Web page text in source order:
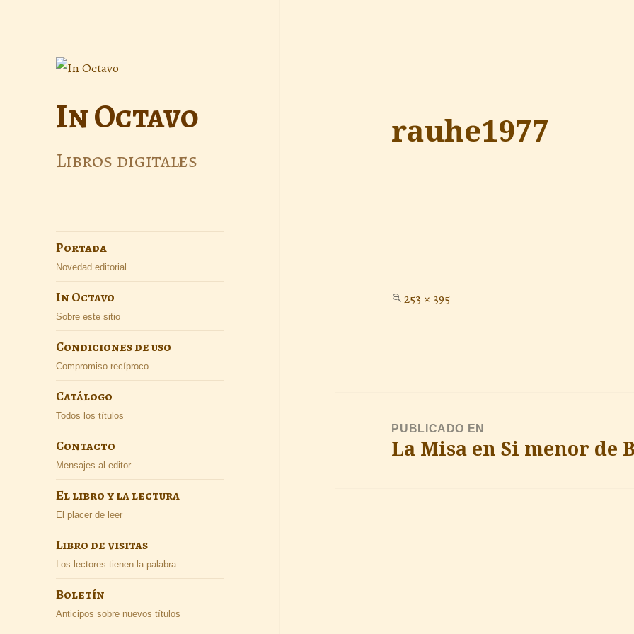
In Octavo
Libros digitales
Portada
Novedad editorial
In Octavo
Sobre este sitio
Condiciones de uso
Compromiso recíproco
Catálogo
Todos los títulos
Contacto
Mensajes al editor
El libro y la lectura
El placer de leer
Libro de visitas
Los lectores tienen la palabra
Boletín
Anticipos sobre nuevos títulos
rauhe1977
Tamaño
253 × 395
PUBLICADO EN
La Misa en Si menor de